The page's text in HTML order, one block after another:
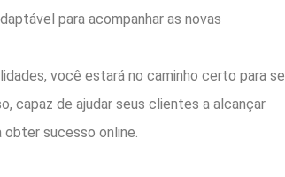
para acompanhar as novas
você estará no caminho certo para se
capaz de ajudar seus clientes a alcançar
sucesso online.